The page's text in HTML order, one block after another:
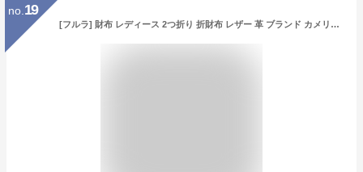
no. 19
[フルラ] 財布 レディース 2つ折り 折財布 レザー 革 ブランド カメリア CAMELIA M COMPACT WALLET FLAP WP00325 (MINTY+MARSHMALLOW/ブルー) [並行輸入品]